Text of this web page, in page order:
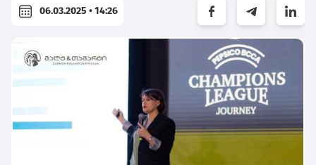
06.03.2025 • 14:26